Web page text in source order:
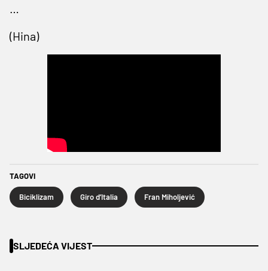
…
(Hina)
TAGOVI
Biciklizam Giro d’Italia Fran Miholjević
SLJEDEĆA VIJEST